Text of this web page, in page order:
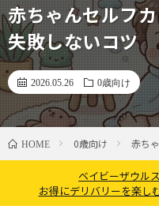
赤ちゃんセルフ
失敗しないコツ
2026.05.26 0歳向け
HOME 0歳向け 赤ち
ベイビーザウル
お得にデリバリーを楽し